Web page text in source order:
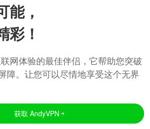
能，
彩！
网体验的最佳伴侣，它帮助您突破
障。让您可以尽情地享受这个无界
获取 AndyVPN